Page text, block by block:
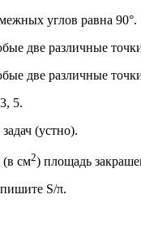
углов равна 90°.
две различные
две различные
5.
(устно).
(в см2) площадь
S/π.